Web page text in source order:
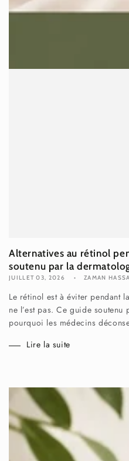
Alternatives au rétinol
soutenu par la
JUILLET 03, 2026 ZAMAN
Le rétinol est à éviter pendant
ne l’est pas. Ce guide
pourquoi les médecins
Lire la suite